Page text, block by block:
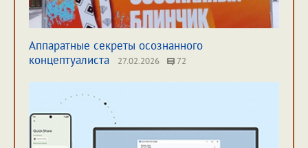
Аппаратные секреты осознанного
концептуалиста
27.02.2026 72